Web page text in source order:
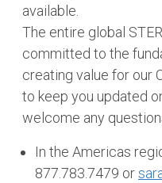
available.
The entire global
committed to the
creating value for our
to keep you updated
welcome any
In the Americas
877.783.7479 or